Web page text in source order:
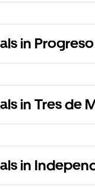
in Progreso
in Tres de
in